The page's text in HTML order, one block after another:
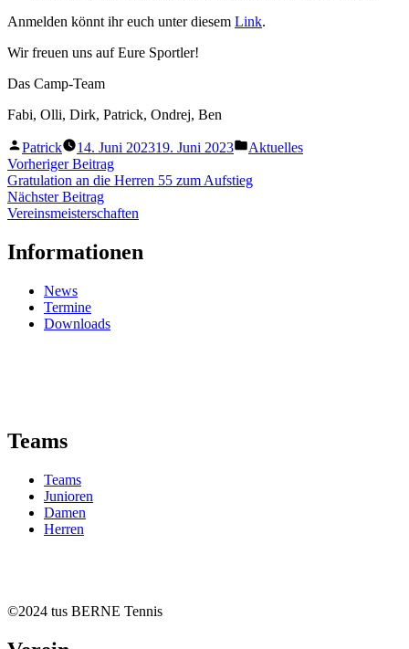
Anmelden könnt ihr euch unter diesem Link.
Wir freuen uns auf Eure Sportler!
Das Camp-Team
Fabi, Olli, Dirk, Patrick, Ondrej, Ben
Veröffentlicht
von
Patrick 14. Juni 202319. Juni 2023
Veröffentlicht
Aktuelles
Beitragsnavigation
Vorheriger BeitragVorheriger
Beitrag:
Gratulation an die Herren 55 zum Aufstieg
Nächster BeitragNächster
Beitrag:
Vereinsmeisterschaften
Informationen
News
Termine
Downloads
Teams
Teams
Junioren
Damen
Herren
©2024 tus BERNE Tennis